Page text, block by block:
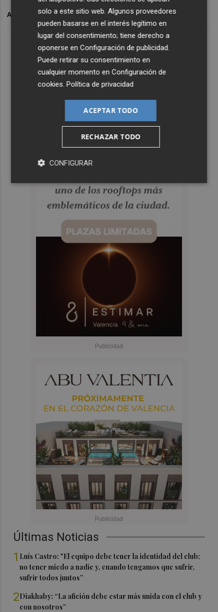
Últimas Noticias
1 Luís Castro: "El equipo debe tener la identidad del club;
no tener miedo a nadie y, cuando tengamos que sufrir,
sufrir todos juntos”
2Diakhaby: “La afición debe estar más unida con el club y
con nosotros”
ARCHIVADO EN VILLARREAL CF
solo a este sitio web. Algunos proveedores
pueden basarse en el interés legítimo en
lugar del consentimiento; tiene derecho a
oponerse enConfiguración de publicidad.
Puede retirar su consentimiento en
cualquier momento enConfiguración de
cookies.Política de privacidad
ACEPTAR TODO
RECHAZAR TODO
CONFIGURAR